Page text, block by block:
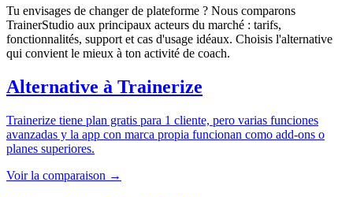
Tu envisages de changer de plateforme ? Nous comparons
TrainerStudio aux principaux acteurs du marché : tarifs,
fonctionnalités, support et cas d'usage idéaux. Choisis l'alternative
qui convient le mieux à ton activité de coach.
Alternative à Trainerize
Trainerize tiene plan gratis para 1 cliente, pero varias funciones
avanzadas y la app con marca propia funcionan como add-ons o
planes superiores.
Voir la comparaison →